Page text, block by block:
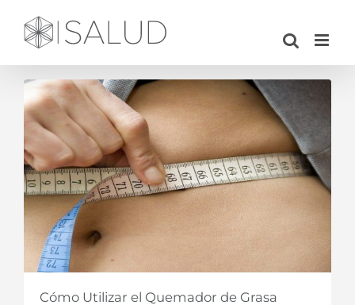
contenido
Cómo Utilizar el Quemador de Grasa